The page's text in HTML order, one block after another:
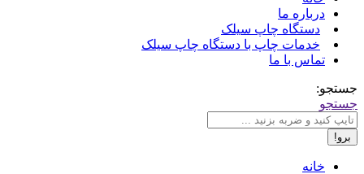
درباره ما
دستگاه چاپ سیلک
خدمات چاپ با دستگاه چاپ سیلک
تماس با ما
جستجو:
جستجو
خانه